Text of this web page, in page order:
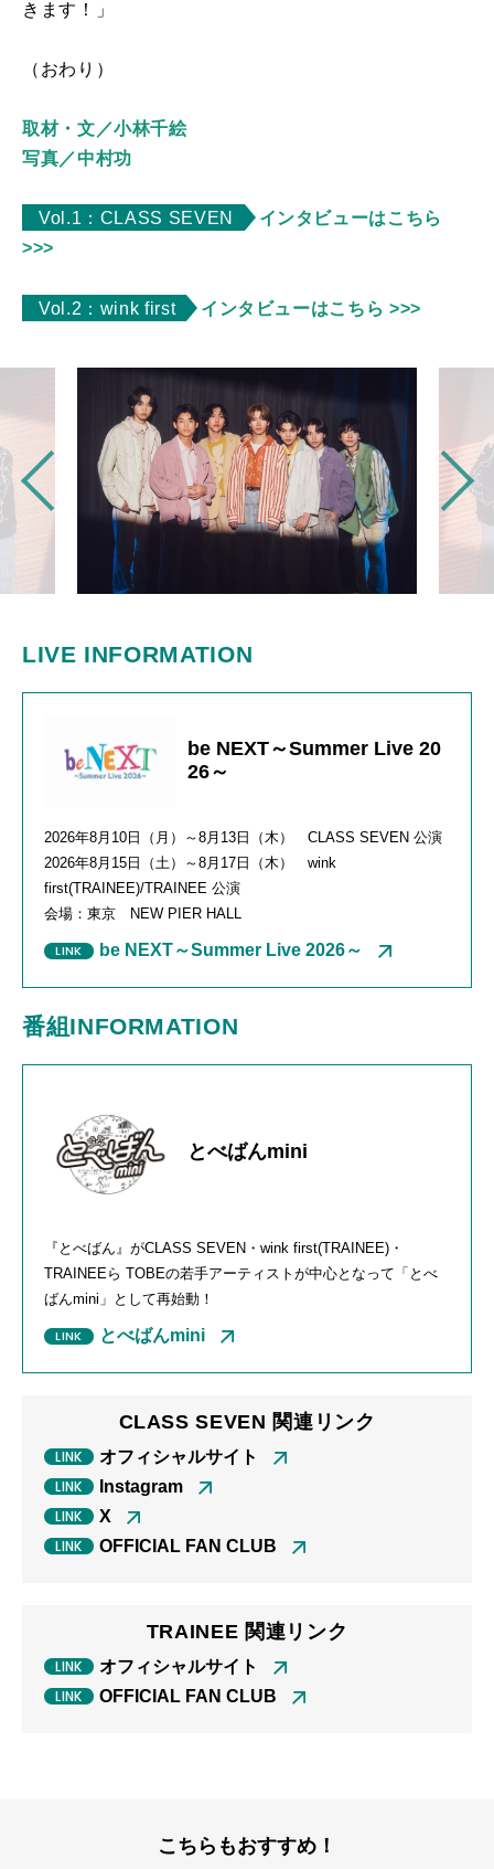
きます！」
（おわり）
取材・文／小林千絵
写真／中村功
Vol.1：CLASS SEVEN
インタビューはこちら
>>>
Vol.2：wink first インタビューはこちら >>>
LIVE INFORMATION
be NEXT～Summer Live 20
26～
2026年8 月 10 日（月）～8 月 13 日（木） CLASS SEVEN 公演
2026年8 月 15 日（土）～8 月 17 日（木） wink
first(TRAINEE)/TRAINEE 公演
会場：東京
NEW PIER HALL
be NEXT～Summer Live 2026～
番組INFORMATION
とべばんmini
『とべばん』 がCLASS SEVEN・wink first(TRAINEE)・
TRAINEEら TOBEの若手アーティストが中心となって「とべ
ばんmini」として再始動！
とべばんmini
CLASS SEVEN 関連リンク
オフィシャルサイト
Instagram
X
OFFICIAL FAN CLUB
TRAINEE 関連リンク
オフィシャルサイト
OFFICIAL FAN CLUB
こちらもおすすめ！